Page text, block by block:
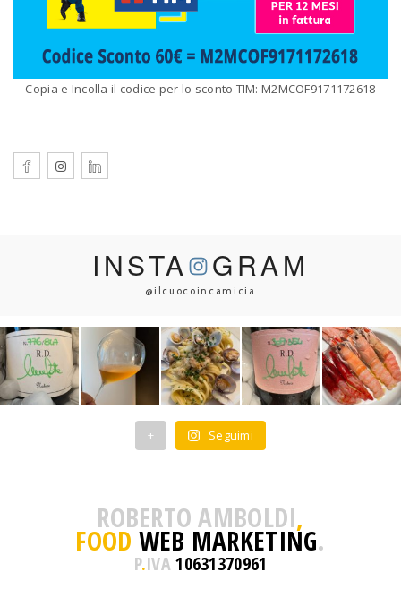
Copia e Incolla il codice per lo sconto TIM: M2MCOF9171172618
INSTA GRAM
@ilcuocoincamicia
+ Seguimi
ROBERTO AMBOLDI,
FOOD WEB MARKETING.
P.IVA10631370961